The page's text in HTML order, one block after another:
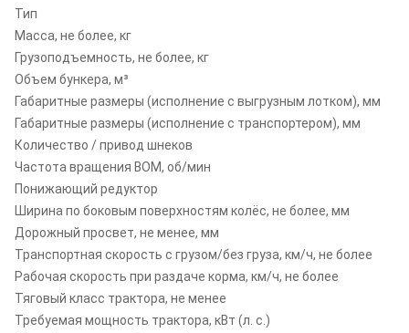
Тип
Масса, не более, кг
Грузоподъемность, не более, кг
Объем бункера, м³
Габаритные размеры (исполнение с выгрузным лотком), мм
Габаритные размеры (исполнение с транспортером), мм
Количество / привод шнеков
Частота вращения ВОМ, об/мин
Понижающий редуктор
Ширина по боковым поверхностям колёс, не более, мм
Дорожный просвет, не менее, мм
Транспортная скорость с грузом/без груза, км/ч, не более
Рабочая скорость при раздаче корма, км/ч, не более
Тяговый класс трактора, не менее
Требуемая мощность трактора, кВт (л. с.)